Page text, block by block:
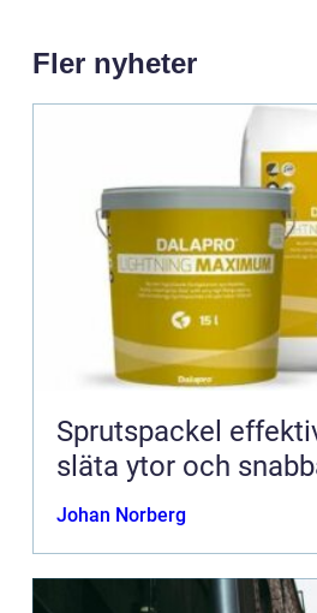
Fler nyheter
Sprutspackel effektiv väg till
släta ytor och
Johan Norberg